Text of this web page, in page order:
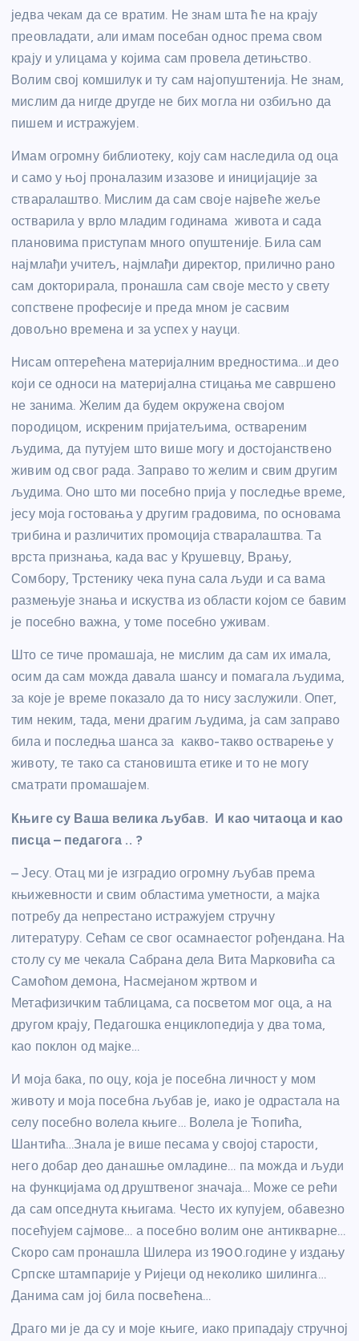
једва чекам да се вратим. Не знам шта ће на крају
преовладати, али имам посебан однос према свом
крају и улицама у којима сам провела детињство.
Волим свој комшилук и ту сам најопуштенија. Не знам,
мислим да нигде другде не бих могла ни озбиљно да
пишем и истражујем.
Имам огромну библиотеку, коју сам наследила од оца
и само у њој проналазим изазове и иницијације за
стваралаштво. Мислим да сам своје највеће жеље
остварила у врло младим годинама живота и сада
плановима приступам много опуштеније. Била сам
најмлађи учитељ, најмлађи директор, прилично рано
сам докторирала, пронашла сам своје место у свету
сопствене професије и преда мном је сасвим
довољно времена и за успех у науци.
Нисам оптерећена материјалним вредностима…и део
који се односи на материјална стицања ме савршено
не занима. Желим да будем окружена својом
породицом, искреним пријатељима, оствареним
људима, да путујем што више могу и достојанствено
живим од свог рада. Заправо то желим и свим другим
људима. Оно што ми посебно прија у последње време,
јесу моја гостовања у другим градовима, по основама
трибина и различитих промоција стваралаштва. Та
врста признања, када вас у Крушевцу, Врању,
Сомбору, Трстенику чека пуна сала људи и са вама
размењује знања и искуства из области којом се бавим
је посебно важна, у томе посебно уживам.
Што се тиче промашаја, не мислим да сам их имала,
осим да сам можда давала шансу и помагала људима,
за које је време показало да то нису заслужили. Опет,
тим неким, тада, мени драгим људима, ја сам заправо
била и последња шанса за какво-такво остварење у
животу, те тако са становишта етике и то не могу
сматрати промашајем.
Књиге су Ваша велика љубав. И као читаоца и као
писца – педагога .. ?
– Јесу. Отац ми је изградио огромну љубав према
књижевности и свим областима уметности, а мајка
потребу да непрестано истражујем стручну
литературу. Сећам се свог осамнаестог рођендана. На
столу су ме чекала Сабрана дела Вита Марковића са
Самоћом демона, Насмејаном жртвом и
Метафизичким таблицама, са посветом мог оца, а на
другом крају, Педагошка енциклопедија у два тома,
као поклон од мајке…
И моја бака, по оцу, која је посебна личност у мом
животу и моја посебна љубав је, иако је одрастала на
селу посебно волела књиге… Волела је Ћопића,
Шантића…Знала је више песама у својој старости,
него добар део данашње омладине… па можда и људи
на функцијама од друштвеног значаја… Може се рећи
да сам опседнута књигама. Често их купујем, обавезно
посећујем сајмове… а посебно волим оне антикварне…
Скоро сам пронашла Шилера из 1900.године у издању
Српске штампарије у Ријеци од неколико шилинга…
Данима сам јој била посвећена…
Драго ми је да су и моје књиге, иако припадају стручној